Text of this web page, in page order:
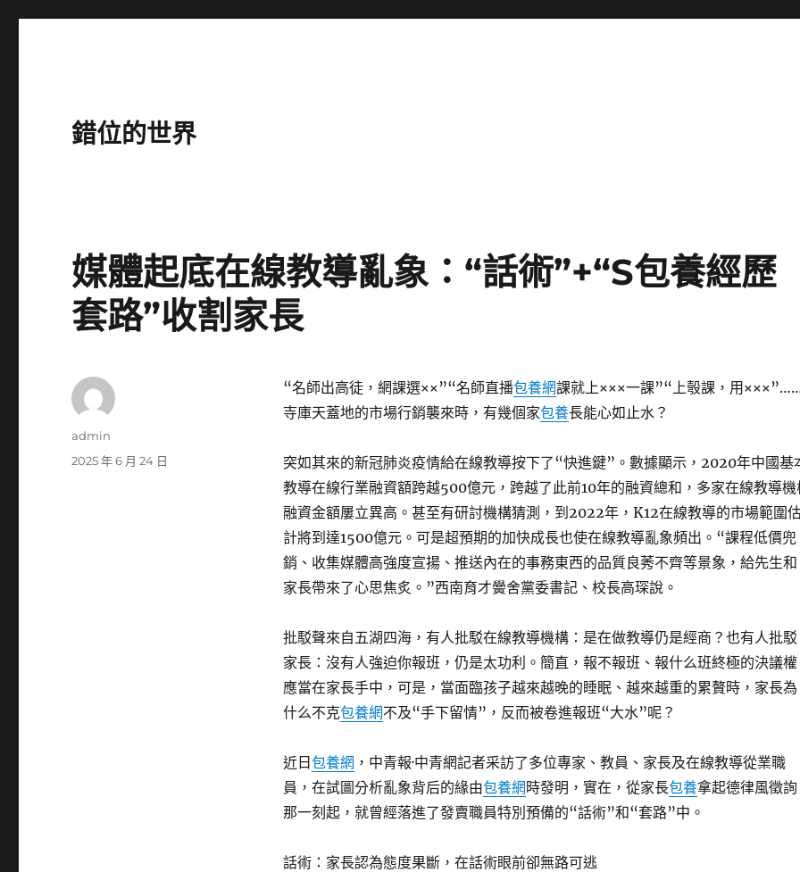
錯位的世界
媒體起底在線教導亂象：“話術”+“S包養經歷
套路”收割家長
“名師出高徒，網課選××”“名師直播包養網課就上×××一課”“上彀課，用
寺庫天蓋地的市場行銷襲來時，有幾個家包養長能心如止水？
突如其來的新冠肺炎疫情給在線教導按下了“快進鍵”。數據顯示，2020年中國基
教導在線行業融資額跨越500億元，跨越了此前10年的融資總和，多家在線教導機
融資金額屢立異高。甚至有研討機構猜測，到2022年，K12在線教導的市場範圍
計將到達1500億元。可是超預期的加快成長也使在線教導亂象頻出。“課程低價兜
銷、收集媒體高強度宣揚、推送內在的事務東西的品質良莠不齊等景象，給先生和
家長帶來了心思焦炙。”西南育才黌舍黨委書記、校長高琛說。
批駁聲來自五湖四海，有人批駁在線教導機構：是在做教導仍是經商？也有人批駁
家長：沒有人強迫你報班，仍是太功利。簡直，報不報班、報什么班終極的決議權
應當在家長手中，可是，當面臨孩子越來越晚的睡眠、越來越重的累贅時，家長為
什么不克包養網不及“手下留情”，反而被卷進報班“大水”呢？
近日 包養網 ，中青報·中青網記者采訪了多位專家、教員、家長及在線教導從業職
員，在試圖分析亂象背后的緣由包養網 時發明，實在，從家長包養拿起德律風徵詢
那一刻起，就曾經落進了發賣職員特別預備的“話術”和“套路”中。
話術：家長認為態度果斷，在話術眼前卻無路可逃
作
admin
發
2025 年 6 月 24 日